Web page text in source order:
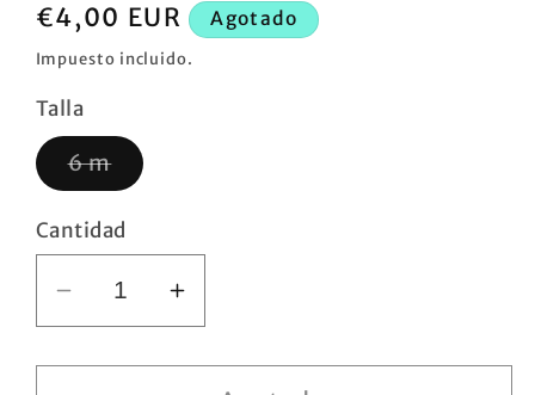
Precio
habitual
€4,00 EUR Agotado
Impuesto incluido.
Talla
6 mVariante
agotada
no
disponible
Cantidad
Reducir
cantidad
para
Aumentar
cantidad
para